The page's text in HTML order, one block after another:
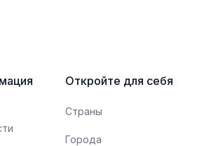
Откройте для себя
Страны
Города